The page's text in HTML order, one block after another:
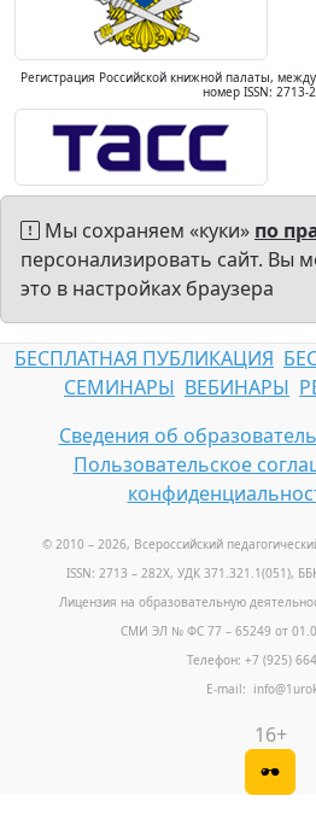
Регистрация Российской книжной палаты,
номер ISSN: 2713-
Мы сохраняем «куки» по
персонализировать сайт. Вы
это в настройках браузера
БЕСПЛАТНАЯ ПУБЛИКАЦИЯ
СЕМИНАРЫ ВЕБИНАРЫ
Сведения об
Пользовательское
© 2010 – 2026, Всероссийский
ISSN: 2713 – 282X, УДК 371.321.1(051),
Лицензия на образовательную
СМИ ЭЛ № ФС 77 – 65249 от
Телефон: +7 (925)
E-mail:
16+